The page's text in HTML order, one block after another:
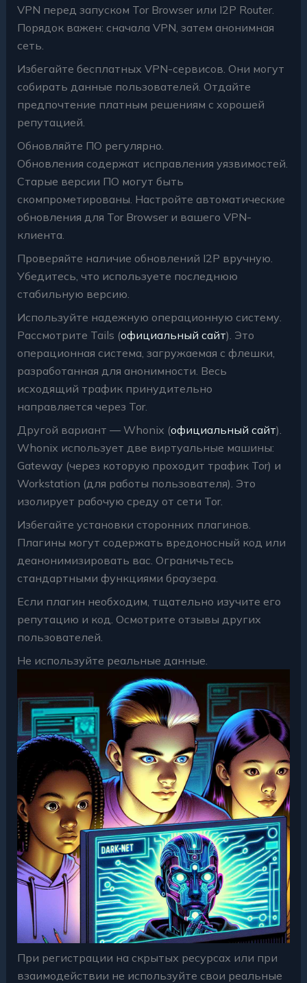
VPN перед запуском Tor Browser или I2P Router.
Порядок важен: сначала VPN, затем анонимная
сеть.
Избегайте бесплатных VPN-сервисов. Они могут
собирать данные пользователей. Отдайте
предпочтение платным решениям с хорошей
репутацией.
Обновляйте ПО регулярно.
Обновления содержат исправления уязвимостей.
Старые версии ПО могут быть
скомпрометированы. Настройте автоматические
обновления для Tor Browser и вашего VPN-
клиента.
Проверяйте наличие обновлений I2P вручную.
Убедитесь, что используете последнюю
стабильную версию.
Используйте надежную операционную систему.
Рассмотрите Tails (официальный сайт). Это
операционная система, загружаемая с флешки,
разработанная для анонимности. Весь
исходящий трафик принудительно
направляется через Tor.
Другой вариант — Whonix (официальный сайт).
Whonix использует две виртуальные машины:
Gateway (через которую проходит трафик Tor) и
Workstation (для работы пользователя). Это
изолирует рабочую среду от сети Tor.
Избегайте установки сторонних плагинов.
Плагины могут содержать вредоносный код или
деанонимизировать вас. Ограничьтесь
стандартными функциями браузера.
Если плагин необходим, тщательно изучите его
репутацию и код. Осмотрите отзывы других
пользователей.
Не используйте реальные данные.
При регистрации на скрытых ресурсах или при
взаимодействии не используйте свои реальные